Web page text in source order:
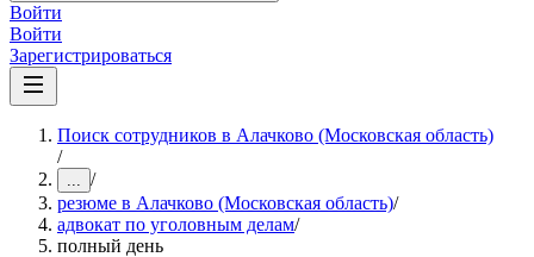
Войти
Войти
Зарегистрироваться
Поиск сотрудников в Алачково (Московская область)
/
... /
резюме в Алачково (Московская область)/
адвокат по уголовным делам/
полный день